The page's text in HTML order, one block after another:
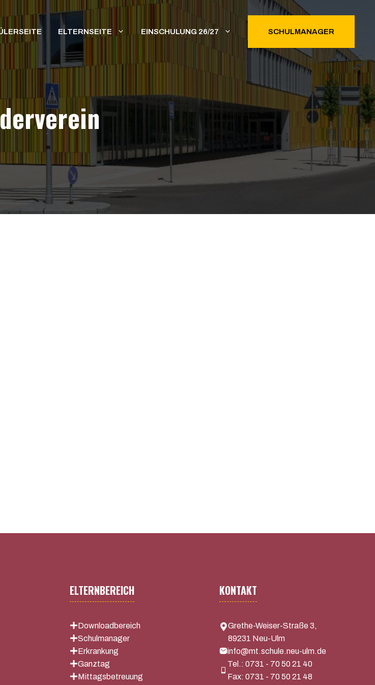
ELTERNSEITE EINSCHULUNG 26/27 SCHULMANAGER
ELTERNBEREICH
Downloadbereich
Schulmanager
Erkrankung
Ganztag
Mittagsbetreuung
KONTAKT
Grethe-Weiser-Straße 3,
89231 Neu-Ulm
info@mt.schule.neu-ulm.de
Tel.: 0731 - 70 50 21 40
Fax: 0731 - 70 50 21 48